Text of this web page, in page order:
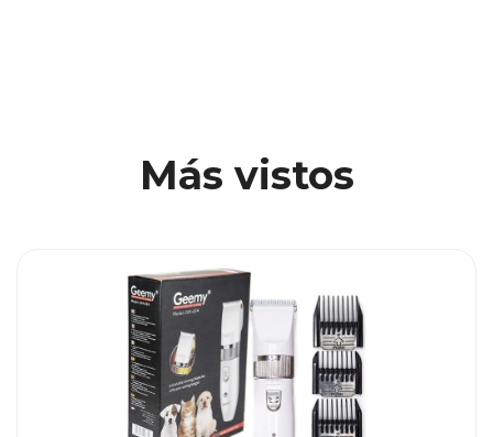
Más vistos